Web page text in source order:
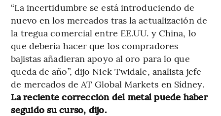
“La incertidumbre se está introduciendo de
nuevo en los mercados tras la actualización de
la tregua comercial entre EE.UU. y China, lo
que debería hacer que los compradores
bajistas añadieran apoyo al oro para lo que
queda de año”, dijo Nick Twidale, analista jefe
de mercados de AT Global Markets en Sídney.
La reciente corrección del metal puede haber
seguido su curso, dijo.